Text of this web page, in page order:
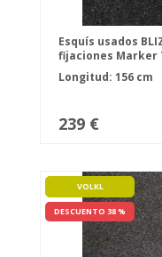
Esquís usados
fijaciones Marker
Longitud: 156 cm
239 €
VOLKL
DESCUENTO 38 %